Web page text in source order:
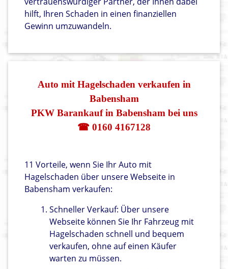
hilft, Ihren Schaden in einen finanziellen
Gewinn umzuwandeln.
Auto mit Hagelschaden verkaufen in
Babensham
PKW Barankauf in Babensham bei uns
☎ 0160 4167128
11 Vorteile, wenn Sie Ihr Auto mit
Hagelschaden über unsere Webseite in
Babensham verkaufen:
Schneller Verkauf: Über unsere
Webseite können Sie Ihr Fahrzeug mit
Hagelschaden schnell und bequem
verkaufen, ohne auf einen Käufer
warten zu müssen.